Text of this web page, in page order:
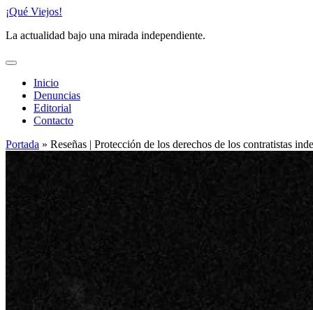
Saltar
contenido
¡Qué Viejos!
La actualidad bajo una mirada independiente.
Inicio
Denuncias
Editorial
Contacto
Portada » Reseñas | Protección de los derechos de los contratistas